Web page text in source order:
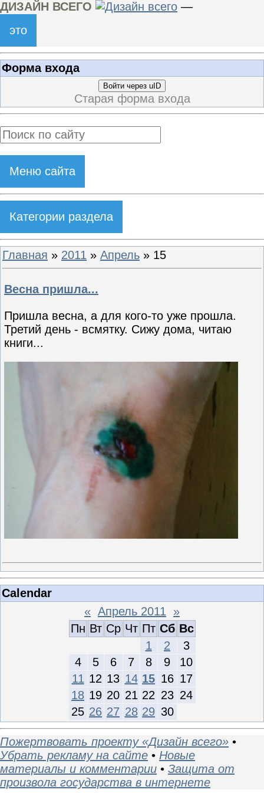
ДИЗАЙН ВСЕГО
—
это
Форма входа
Войти через uID
Старая форма входа
Меню сайта
Категории раздела
Главная » 2011 » Апрель » 15
Весна пришла...
Пришла весна, а для кого-то уже прошла.
Третий день - всмятку. Сижу дома, читаю
книги...
Calendar
« Апрель 2011
»
Пн Вт Ср Чт Пт Сб Вс
1
2
3
4
5 6 7 8 9
10
11 12 13 14 15 16 17
18 19 20 21 22 23 24
25 26 27 28 29 30
Пожертвовать проекту «Дизайн всего» •
Убрать рекламу на сайте • Новые
материалы и комментарии • Защита от
произвола государства в интернете